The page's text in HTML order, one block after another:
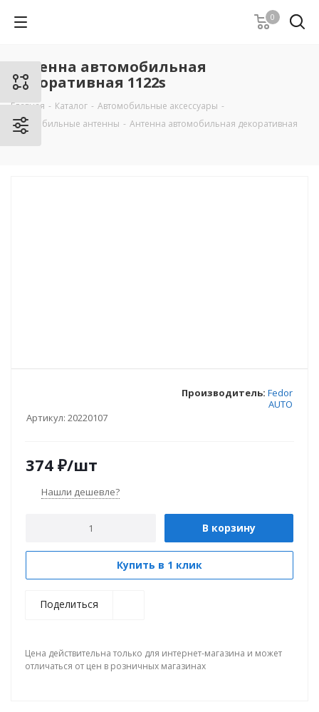
0
Антенна автомобильная
декоративная 1122s
Главная - Каталог - Автомобильные аксессуары -
Автомобильные антенны - Антенна автомобильная декоративная
Артикул: 20220107
Производитель: Fedor
AUTO
374 ₽/шт
Нашли дешевле?
В корзину
Купить в 1 клик
Поделиться
Цена действительна только для интернет-магазина и может
отличаться от цен в розничных магазинах